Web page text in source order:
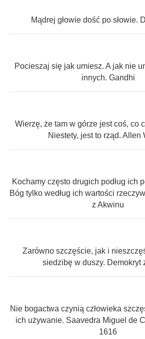
Mądrej głowie dość po słowie.
Pocieszaj się jak umiesz. A jak nie
innych. Gandhi
Wierzę, że tam w górze jest coś, co
Niestety, jest to rząd. Allen
Kochamy często drugich podług ich
Bóg tylko według ich wartości
z Akwinu
Zarówno szczęście, jak i
siedzibę w duszy. Demokryt
Nie bogactwa czynią człowieka
ich używanie. Saavedra Miguel de
1616